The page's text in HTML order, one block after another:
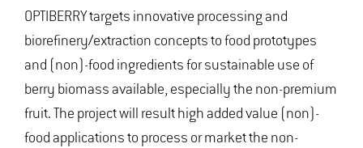
OPTIBERRY targets innovative processing and
biorefinery/extraction concepts to food prototypes
and (non)-food ingredients for sustainable use of
berry biomass available, especially the non-premium
fruit. The project will result high added value (non)-
food applications to process or market the non-